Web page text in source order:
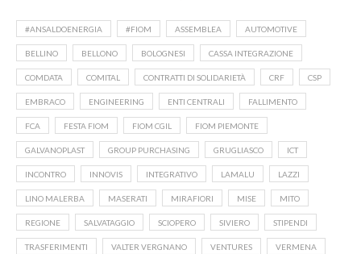
#ANSALDOENERGIA #FIOM ASSEMBLEA AUTOMOTIVE
BELLINO BELLONO BOLOGNESI CASSA INTEGRAZIONE
COMDATA COMITAL CONTRATTI DI SOLIDARIETÀ CRF CSP
EMBRACO ENGINEERING ENTI CENTRALI FALLIMENTO
FCA FESTA FIOM FIOM CGIL FIOM PIEMONTE
GALVANOPLAST GROUP PURCHASING GRUGLIASCO ICT
INCONTRO INNOVIS INTEGRATIVO LAMALU LAZZI
LINO MALERBA MASERATI MIRAFIORI MISE MITO
REGIONE SALVATAGGIO SCIOPERO SIVIERO STIPENDI
TRASFERIMENTI VALTER VERGNANO VENTURES VERMENA